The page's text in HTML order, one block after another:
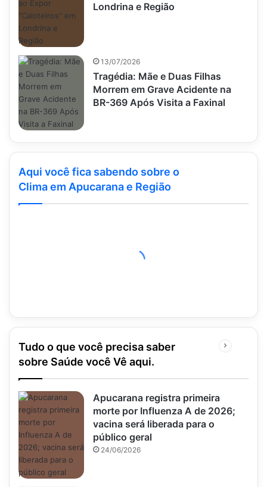
Londrina e Região
13/07/2026
Tragédia: Mãe e Duas Filhas
Morrem em Grave Acidente na
BR-369 Após Visita a Faxinal
Aqui você fica sabendo sobre o
Clima em Apucarana e Região
Tudo o que você precisa saber
sobre Saúde você Vê aqui.
Próxima
Apucarana registra primeira
morte por Influenza A de 2026;
vacina será liberada para o
público geral
24/06/2026